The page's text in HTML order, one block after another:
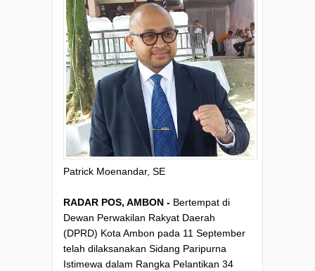
Patrick Moenandar, SE
RADAR POS, AMBON - Bertempat di
Dewan Perwakilan Rakyat Daerah
(DPRD) Kota Ambon pada 11 September
telah dilaksanakan Sidang Paripurna
Istimewa dalam Rangka Pelantikan 34